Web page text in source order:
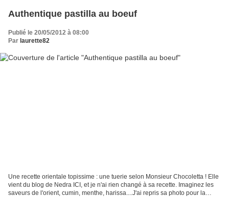
Authentique pastilla au boeuf
Publié le 20/05/2012 à 08:00
Par laurette82
Une recette orientale topissime : une tuerie selon Monsieur Chocoletta ! Elle
vient du blog de Nedra ICI, et je n'ai rien changé à sa recette. Imaginez les
saveurs de l'orient, cumin, menthe, harissa....J'ai repris sa photo pour la